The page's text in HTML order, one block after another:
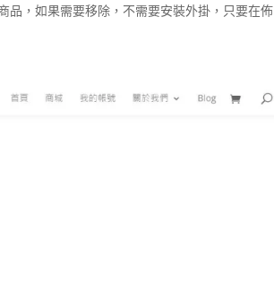
，如果需要移除，不需要安裝外掛，只要在佈